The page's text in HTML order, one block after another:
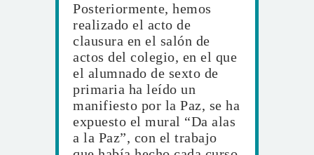
Posteriormente, hemos
realizado el acto de
clausura en el salón de
actos del colegio, en el que
el alumnado de sexto de
primaria ha leído un
manifiesto por la Paz, se ha
expuesto el mural “Da alas
a la Paz”, con el trabajo